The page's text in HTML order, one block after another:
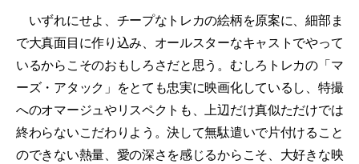
いずれにせよ、チープなトレカの絵柄を原案に、細部ま
で大真面目に作り込み、オールスターなキャストでやって
いるからこそのおもしろさだと思う。むしろトレカの「マ
ーズ・アタック」をとても忠実に映画化しているし、特撮
へのオマージュやリスペクトも、上辺だけ真似ただけでは
終わらないこだわりよう。決して無駄遣いで片付けること
のできない熱量、愛の深さを感じるからこそ、大好きな映